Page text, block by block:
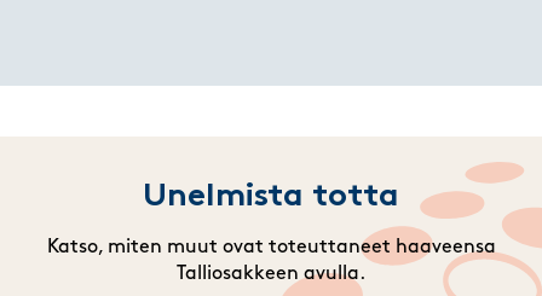
Unelmista totta
Katso, miten muut ovat toteuttaneet haaveensa
Talliosakkeen avulla.